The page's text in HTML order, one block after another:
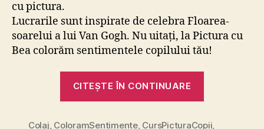
cu pictura.
Lucrarile sunt inspirate de celebra Floarea-
soarelui a lui Van Gogh. Nu uitați, la Pictura cu
Bea colorăm sentimentele copilului tău!
CITEȘTE ÎN CONTINUARE
soarelui
Colaj ColoramSentimente, CursPicturaCopii